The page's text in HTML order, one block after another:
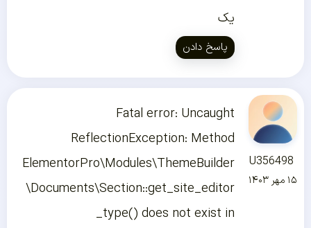
یک
پاسخ دادن
U356498
۱۵ مهر ۱۴۰۳
Fatal error: Uncaught
ReflectionException: Method
ElementorPro\Modules\ThemeBuilder
\Documents\Section::get_site_editor
_type() does not exist in